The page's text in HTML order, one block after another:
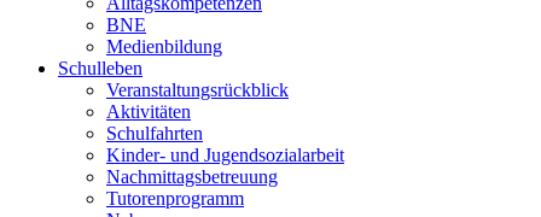
BNE
Medienbildung
Schulleben
Veranstaltungsrückblick
Aktivitäten
Schulfahrten
Kinder- und Jugendsozialarbeit
Nachmittagsbetreuung
Tutorenprogramm